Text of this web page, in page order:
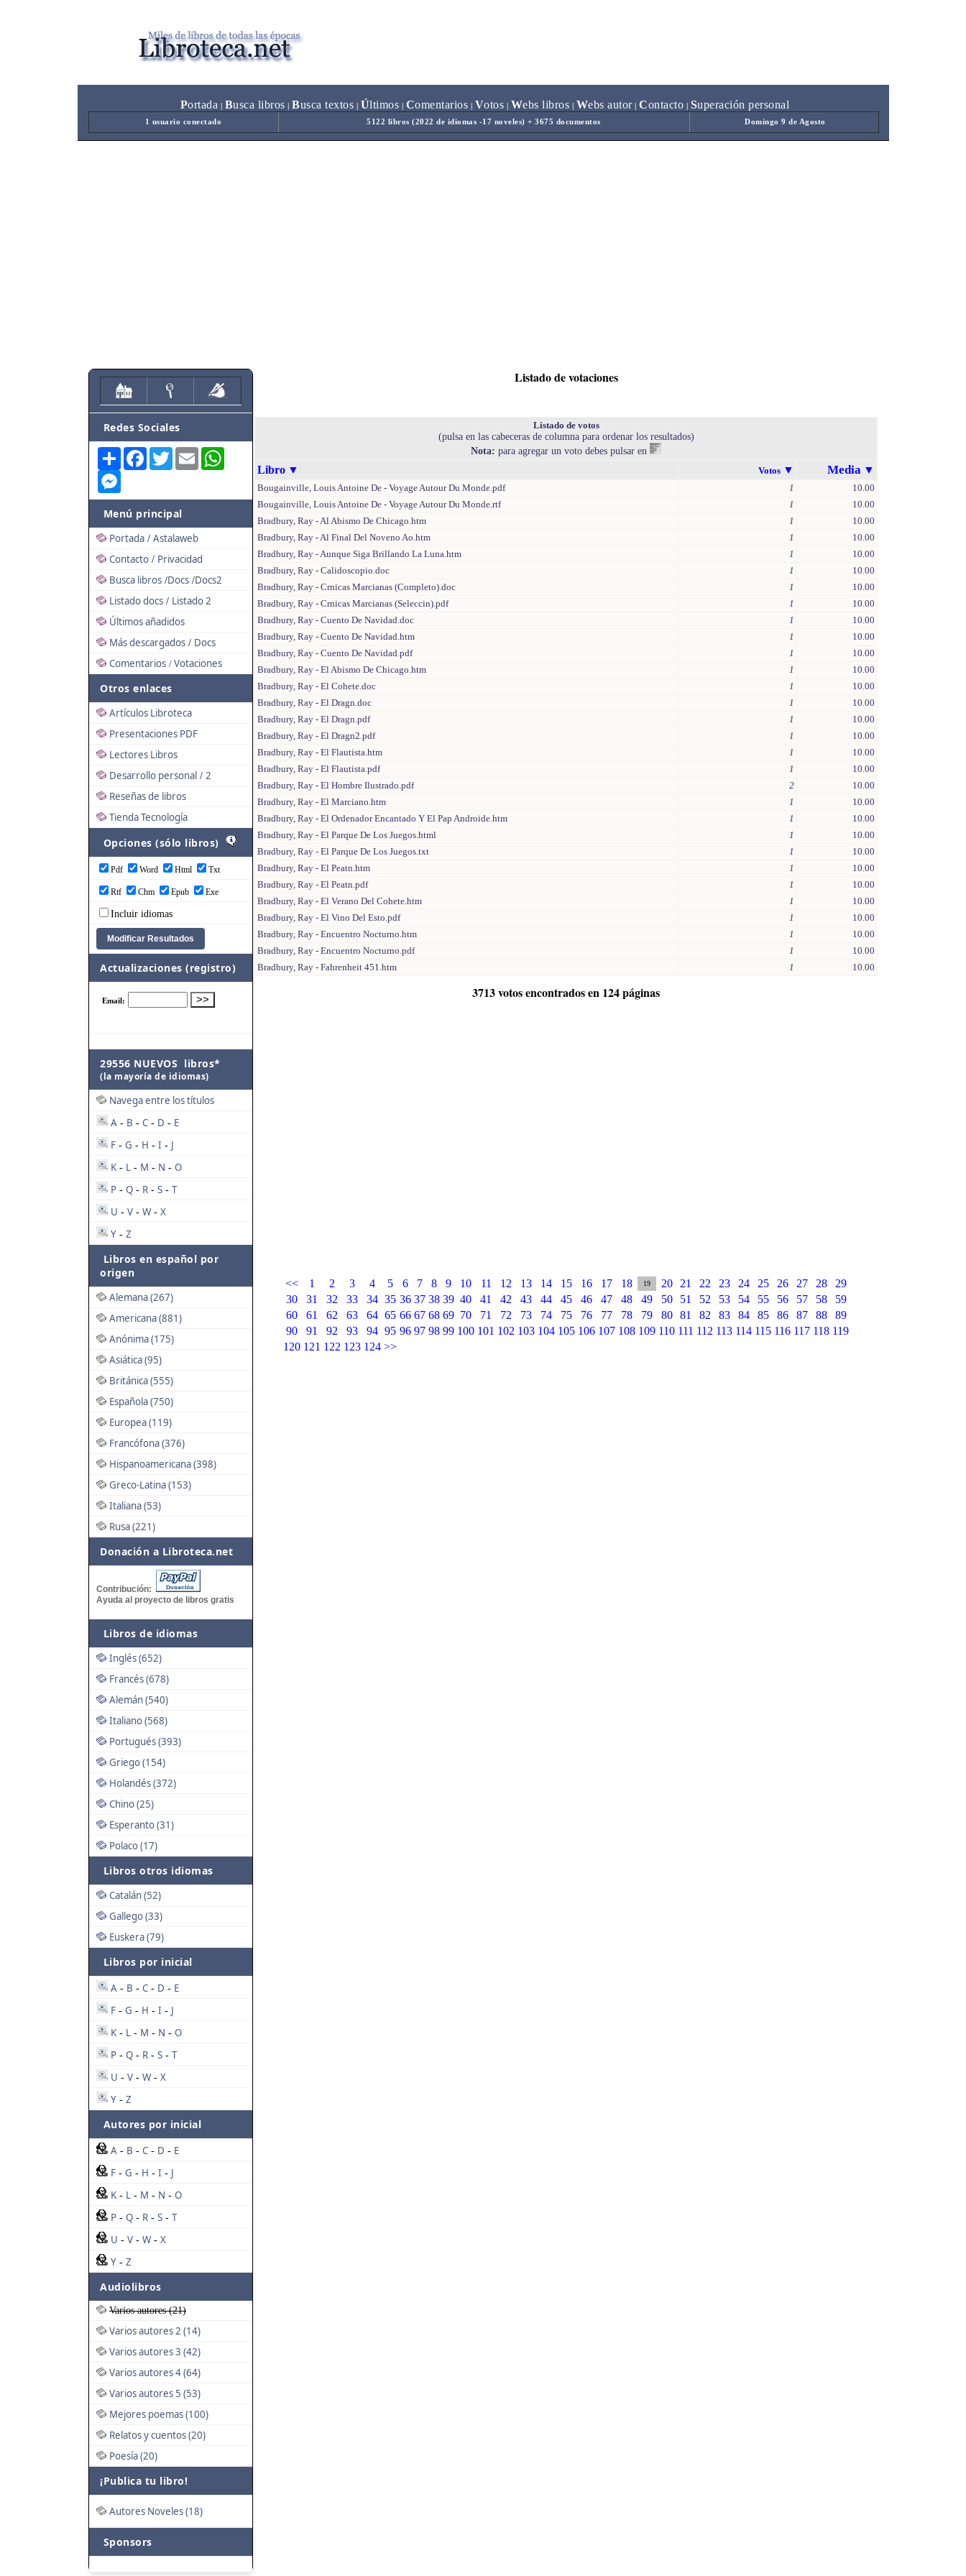
Portada Busca libros Busca textos Últimos Comentarios Votos Webs libros Webs autor| Contacto Superación personal
1 usuario conectado 5122 libros (2022 de idiomas -17 noveles) + 3675 documentos Domingo 9 de Agosto
Redes Sociales
Share FacebookTwitterEmail
Menú principal
Portada / Astalaweb
Contacto / Privacidad
Busca libros /Docs /Docs2
Listado docs / Listado 2
Últimos añadidos
Más descargados / Docs
Comentarios / Votaciones
Otros enlaces
Artículos Libroteca
Presentaciones PDF
Lectores Libros
Desarrollo personal / 2
Reseñas de libros
Tienda Tecnología
Opciones (sólo libros)
Pdf Word Html Txt
Rtf Chm Epub Exe
Incluir idiomas
Actualizaciones (registro)
29556 NUEVOS libros*
(la mayoría de idiomas)
Navega entre los títulos
A - B - C - D - E
F - G - H - I - J
K - L - M - N - O
P - Q - R - S - T
U - V - W - X
Y - Z
Libros en español por
origen
Alemana (267)
Americana (881)
Anónima (175)
Asiática (95)
Británica (555)
Española (750)
Europea (119)
Francófona (376)
Hispanoamericana (398)
Greco-Latina (153)
Italiana (53)
Rusa (221)
Donación a Libroteca.net
Contribución:
Ayuda al proyecto de libros gratis
Libros de idiomas
Inglés (652)
Francés (678)
Alemán (540)
Italiano (568)
Portugués (393)
Griego (154)
Holandés (372)
Chino (25)
Esperanto (31)
Polaco (17)
Libros otros idiomas
Catalán (52)
Gallego (33)
Euskera (79)
Libros por inicial
A - B - C - D - E
F - G - H - I - J
K - L - M - N - O
P - Q - R - S - T
U - V - W - X
Y - Z
Autores por inicial
A - B - C - D - E
F - G - H - I - J
K - L - M - N - O
P - Q - R - S - T
U - V - W - X
Y - Z
Audiolibros
Varios autores (21)
Varios autores 2 (14)
Varios autores 3 (42)
Varios autores 4 (64)
Varios autores 5 (53)
Mejores poemas (100)
Relatos y cuentos (20)
Poesía (20)
¡Publica tu libro!
Autores Noveles (18)
Sponsors
Listado de votaciones
Listado de votos
(pulsa en las cabeceras de columna para ordenar los resultados)
Nota: para agregar un voto debes pulsar en
Libro ▼ Votos ▼ Media ▼
Bougainville, Louis Antoine De - Voyage Autour Du Monde.pdf 1
10.00
Bougainville, Louis Antoine De - Voyage Autour Du Monde.rtf
1
10.00
Bradbury, Ray - Al Abismo De Chicago.htm
1
10.00
Bradbury, Ray - Al Final Del Noveno Ao.htm
1
10.00
Bradbury, Ray - Aunque Siga Brillando La Luna.htm
1
10.00
Bradbury, Ray - Calidoscopio.doc
1
10.00
Bradbury, Ray - Crnicas Marcianas (Completo).doc
1
10.00
Bradbury, Ray - Crnicas Marcianas (Seleccin).pdf
1
10.00
Bradbury, Ray - Cuento De Navidad.doc
1
10.00
Bradbury, Ray - Cuento De Navidad.htm
1
10.00
Bradbury, Ray - Cuento De Navidad.pdf
1
10.00
Bradbury, Ray - El Abismo De Chicago.htm
1
10.00
Bradbury, Ray - El Cohete.doc
1
10.00
Bradbury, Ray - El Dragn.doc
1
10.00
Bradbury, Ray - El Dragn.pdf
1
10.00
Bradbury, Ray - El Dragn2.pdf
1
10.00
Bradbury, Ray - El Flautista.htm
1
10.00
Bradbury, Ray - El Flautista.pdf
1
10.00
Bradbury, Ray - El Hombre Ilustrado.pdf
2
10.00
Bradbury, Ray - El Marciano.htm
1
10.00
Bradbury, Ray - El Ordenador Encantado Y El Pap Androide.htm
1
10.00
Bradbury, Ray - El Parque De Los Juegos.html
1
10.00
Bradbury, Ray - El Parque De Los Juegos.txt
1
10.00
Bradbury, Ray - El Peatn.htm
1
10.00
Bradbury, Ray - El Peatn.pdf
1
10.00
Bradbury, Ray - El Verano Del Cohete.htm
1
10.00
Bradbury, Ray - El Vino Del Esto.pdf
1
10.00
Bradbury, Ray - Encuentro Nocturno.htm
1
10.00
Bradbury, Ray - Encuentro Nocturno.pdf
1
10.00
Bradbury, Ray - Fahrenheit 451.htm
1 10.00
3713 votos encontrados en 124 páginas
<< 1 2 3 4 5 6 7 8 9 10 11 12 13 14 15 16 17 18 19 20 21 22 23 24 25 26 27 28
29
30
31 32 33 34 35 36 37 38 39 40 41 42 43 44 45 46 47 48 49 50 51 52 53 54 55 56 57 58
59
60
61 62 63 64 65 66 67 68 69 70 71 72 73 74 75 76 77 78 79 80 81 82 83 84 85 86 87 88
89
90
91 92 93 94 95 96 97 98 99 100 101 102 103 104 105 106 107 108 109 110 111 112 113 114 115 116 117 118 119
120 121 122 123 124 >>